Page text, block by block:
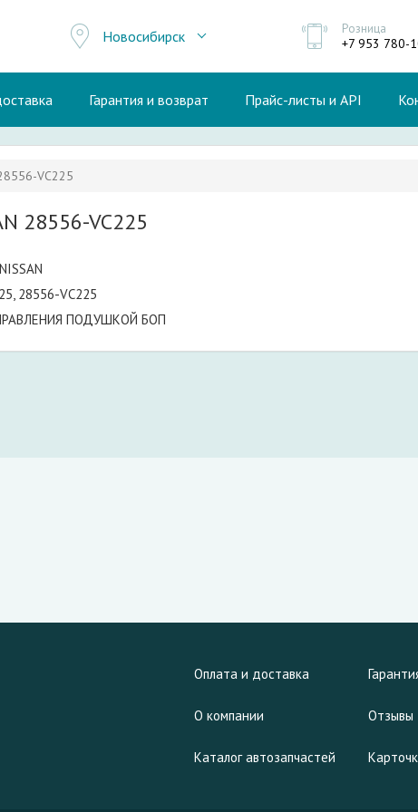
Новосибирск Розница
+7 953 780-
Гарантия и возврат Прайс-листы и API
VC225
28556-VC225
NISSAN
28556-VC225
ПОДУШКОЙ БОП
Оплата и доставка
О компании Отзывы
Каталог автозапчастей